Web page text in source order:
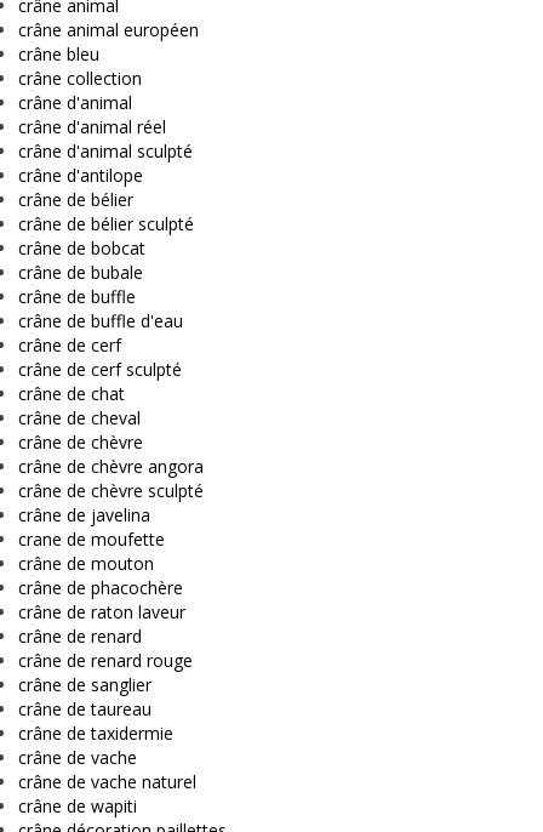
crâne animal
crâne animal européen
crâne bleu
crâne collection
crâne d'animal
crâne d'animal réel
crâne d'animal sculpté
crâne d'antilope
crâne de bélier
crâne de bélier sculpté
crâne de bobcat
crâne de bubale
crâne de buffle
crâne de buffle d'eau
crâne de cerf
crâne de cerf sculpté
crâne de chat
crâne de cheval
crâne de chèvre
crâne de chèvre angora
crâne de chèvre sculpté
crâne de javelina
crane de moufette
crâne de mouton
crâne de phacochère
crâne de raton laveur
crâne de renard
crâne de renard rouge
crâne de sanglier
crâne de taureau
crâne de taxidermie
crâne de vache
crâne de vache naturel
crâne de wapiti